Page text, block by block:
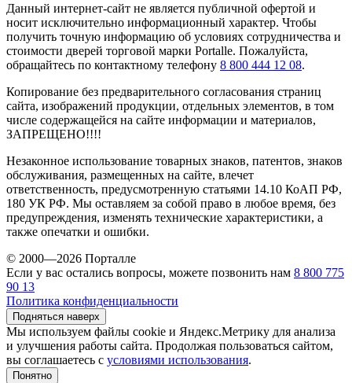
Данный интернет-сайт не является публичной офертой и
носит исключительно информационный характер. Чтобы
получить точную информацию об условиях сотрудничества и
стоимости дверей торговой марки Portalle. Пожалуйста,
обращайтесь по контактному телефону 8 800 444 12 08.
Копирование без предварительного согласования страниц
сайта, изображений продукции, отдельных элементов, в том
числе содержащейся на сайте информации и материалов,
ЗАПРЕЩЕНО!!!!
Незаконное использование товарных знаков, патентов, знаков
обслуживания, размещенных на сайте, влечет
ответственность, предусмотренную статьями 14.10 КоАП РФ,
180 УК РФ. Мы оставляем за собой право в любое время, без
предупреждения, изменять технические характеристики, а
также опечатки и ошибки.
© 2000—2026 Порталле
Если у вас остались вопросы, можете позвонить нам 8 800 775
90 13
Политика конфиденциальности
Подняться наверх
Мы используем файлы cookie и Яндекс.Метрику для анализа
и улучшения работы сайта. Продолжая пользоваться сайтом,
вы соглашаетесь с условиями использования.
Понятно